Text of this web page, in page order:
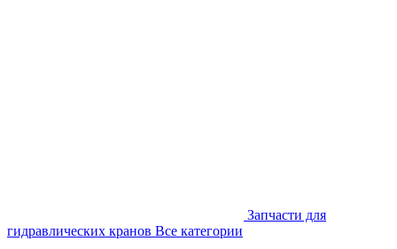
Запчасти для
гидравлических кранов Все категории